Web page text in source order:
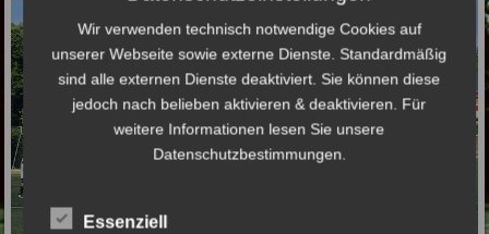
Wir verwenden technisch notwendige Cookies auf
unserer Webseite sowie externe Dienste. Standardmäßig
sind alle externen Dienste deaktiviert. Sie können diese
jedoch nach belieben aktivieren & deaktivieren. Für
weitere Informationen lesen Sie unsere
Datenschutzbestimmungen.
Essenziell